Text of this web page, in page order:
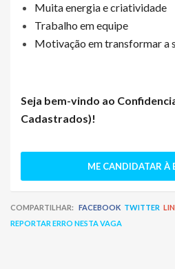
Muita energia e criatividade
Trabalho em equipe
Motivação em transformar a
Seja bem-vindo ao
Cadastrados)!
ME CANDIDATAR À
COMPARTILHAR: FACEBOOK TWITTER
REPORTAR ERRO NESTA VAGA